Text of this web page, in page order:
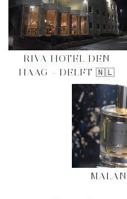
RIVA HOTEL DEN
HAAG – DELFT 🇳🇱